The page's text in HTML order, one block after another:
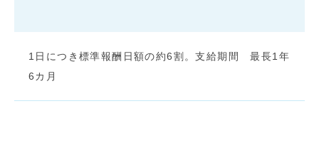
1日につき標準報酬日額の約6割。支給期間 最長1年
6カ月